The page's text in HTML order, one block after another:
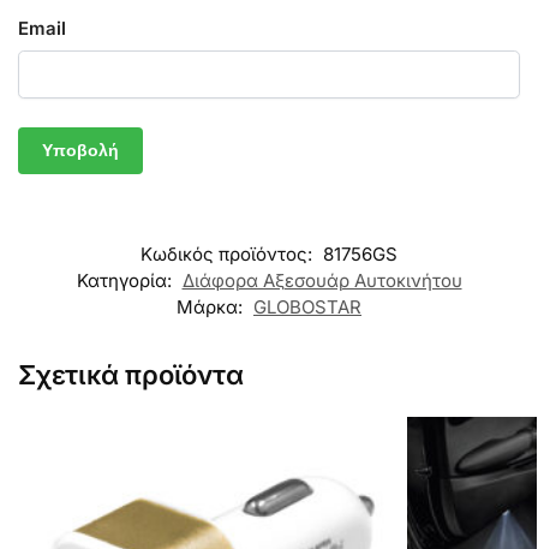
Email
Κωδικός προϊόντος: 81756GS
Κατηγορία: Διάφορα Αξεσουάρ Αυτοκινήτου
Μάρκα: GLOBOSTAR
Σχετικά προϊόντα